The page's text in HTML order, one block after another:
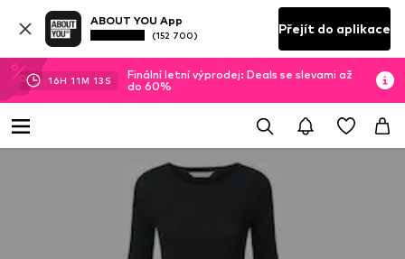
ABOUT YOU App
(152 700) Přejít do aplikace
16H 11M 12 S
Finální letní výprodej: Deals se slevami až
do 60%